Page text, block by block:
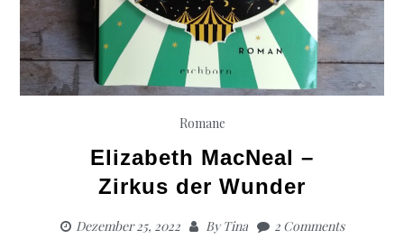
Romane
Elizabeth MacNeal –
Zirkus der Wunder
Dezember 25, 2022 ByTina 2 Comments